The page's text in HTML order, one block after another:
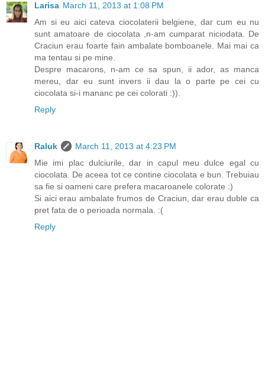
Larisa March 11, 2013 at 1:08 PM
Am si eu aici cateva ciocolaterii belgiene, dar cum eu nu
sunt amatoare de ciocolata ,n-am cumparat niciodata. De
Craciun erau foarte fain ambalate bomboanele. Mai mai ca
ma tentau si pe mine.
Despre macarons, n-am ce sa spun, ii ador, as manca
mereu, dar eu sunt invers ii dau la o parte pe cei cu
ciocolata si-i mananc pe cei colorati :)).
Reply
Raluk
March 11, 2013 at 4:23 PM
Mie imi plac dulciurile, dar in capul meu dulce egal cu
ciocolata. De aceea tot ce contine ciocolata e bun. Trebuiau
sa fie si oameni care prefera macaroanele colorate :)
Si aici erau ambalate frumos de Craciun, dar erau duble ca
pret fata de o perioada normala. :(
Reply